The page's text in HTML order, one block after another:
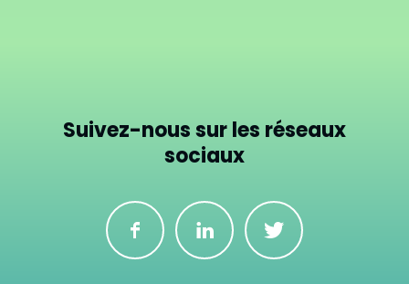
Suivez-nous sur les réseaux
sociaux